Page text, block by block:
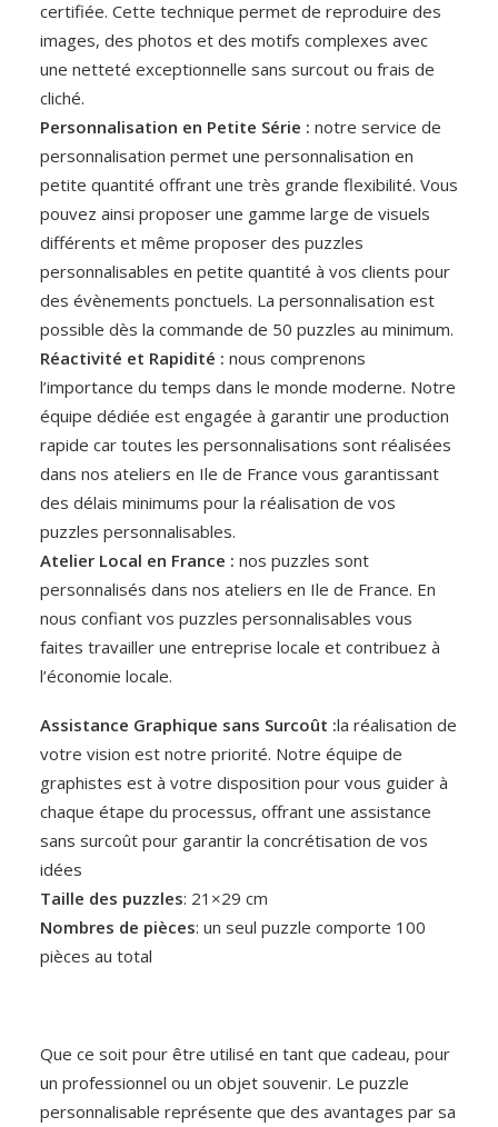
certifiée. Cette technique permet de reproduire des
images, des photos et des motifs complexes avec
une netteté exceptionnelle sans surcout ou frais de
cliché.
Personnalisation en Petite Série : notre service de
personnalisation permet une personnalisation en
petite quantité offrant une très grande flexibilité. Vous
pouvez ainsi proposer une gamme large de visuels
différents et même proposer des puzzles
personnalisables en petite quantité à vos clients pour
des évènements ponctuels. La personnalisation est
possible dès la commande de 50 puzzles au minimum.
Réactivité et Rapidité : nous comprenons
l’importance du temps dans le monde moderne. Notre
équipe dédiée est engagée à garantir une production
rapide car toutes les personnalisations sont réalisées
dans nos ateliers en Ile de France vous garantissant
des délais minimums pour la réalisation de vos
puzzles personnalisables.
Atelier Local en France : nos puzzles sont
personnalisés dans nos ateliers en Ile de France. En
nous confiant vos puzzles personnalisables vous
faites travailler une entreprise locale et contribuez à
l’économie locale.
Assistance Graphique sans Surcoût :la réalisation de
votre vision est notre priorité. Notre équipe de
graphistes est à votre disposition pour vous guider à
chaque étape du processus, offrant une assistance
sans surcoût pour garantir la concrétisation de vos
idées
Taille des puzzles: 21×29 cm
Nombres de pièces: un seul puzzle comporte 100
pièces au total
Que ce soit pour être utilisé en tant que cadeau, pour
un professionnel ou un objet souvenir. Le puzzle
personnalisable représente que des avantages par sa